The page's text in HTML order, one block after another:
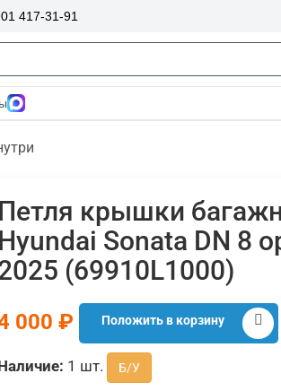
Петля крышки
Hyundai Sonata DN 8
(69910L1000)
000 ₽ Положить в корзину
1 шт. Б/У